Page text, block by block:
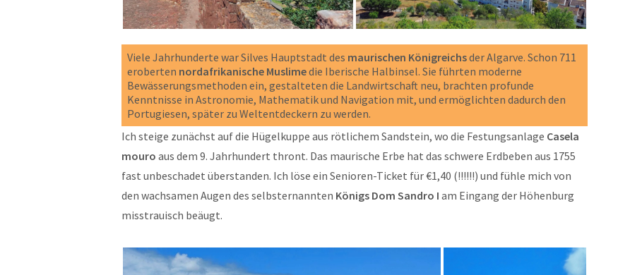
Viele Jahrhunderte war Silves Hauptstadt des maurischen Königreichsder Algarve. Schon 711
eroberten nordafrikanische Muslimedie Iberische Halbinsel. Sie führten moderne
Bewässerungsmethoden ein, gestalteten die Landwirtschaft neu, brachten profunde
Kenntnisse in Astronomie, Mathematik und Navigation mit, und ermöglichten dadurch den
Portugiesen, später zu Weltentdeckern zu werden.
Ich steige zunächst auf die Hügelkuppe aus rötlichem Sandstein, wo die Festungsanlage Casela
mouro aus dem 9. Jahrhundert thront. Das maurische Erbe hat das schwere Erdbeben aus 1755
fast unbeschadet überstanden. Ich löse ein Senioren-Ticket für €1,40 (!!!!!!) und fühle mich von
den wachsamen Augen des selbsternannten Königs Dom Sandro I am Eingang der Höhenburg
misstrauisch beäugt.